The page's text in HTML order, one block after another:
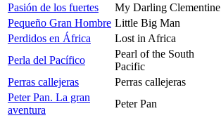
Pasión de los fuertes
My Darling Clementine
Pequeño Gran Hombre Little Big Man
Perdidos en África
Lost in Africa
Perla del Pacífico
Pearl of the South
Pacific
Perras callejeras
Perras callejeras
Peter Pan. La gran
aventura
Peter Pan